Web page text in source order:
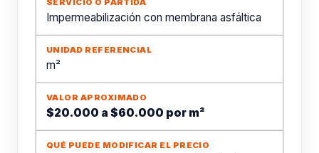
Impermeabilización con membrana asfáltica
m²
$20.000 a $60.000 por m²